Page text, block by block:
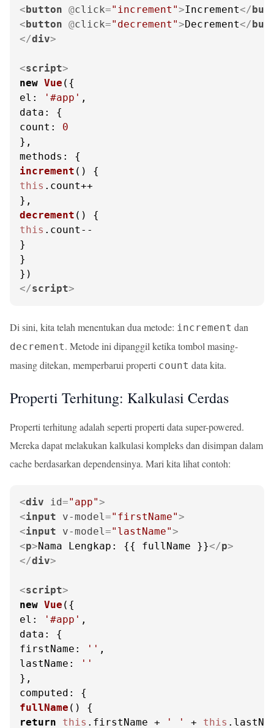
<button @click="increment">Increment</
<button @click="decrement">Decrement</
</div>
<script>
new Vue
el : '#app'
data
count : 0
methods
increment (
this . count++
decrement (
this . count --
}
}
</script>
Di sini, kita telah menentukan dua metode: increment dan
decrement. Metode ini dipanggil ketika tombol masing-
masing ditekan, memperbarui properti count data kita.
Properti Terhitung: Kalkulasi Cerdas
Properti terhitung adalah seperti properti data super-powered.
Mereka dapat melakukan kalkulasi kompleks dan disimpan dalam
cache berdasarkan dependensinya. Mari kita lihat contoh:
<div id="app">
<input v-model="firstName">
<input v-model="lastName">
<p>Nama Lengkap: {{ fullName }}</p>
</div>
<script>
new Vue
el : '#app'
data
firstName : ''
lastName :
''
computed
fullName (
return
this . firstName + ' ' + this .